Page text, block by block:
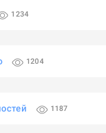
1234
1204
1187